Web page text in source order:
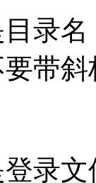
录
带斜
录